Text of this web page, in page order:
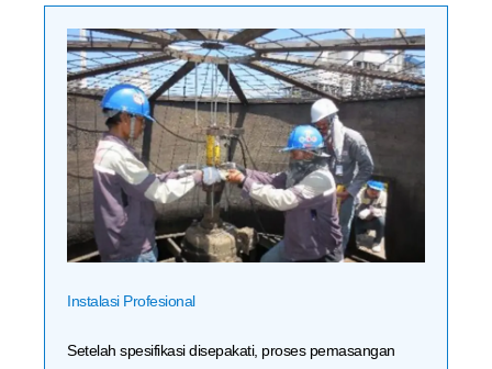
Instalasi Profesional
Setelah spesifikasi disepakati, proses pemasangan